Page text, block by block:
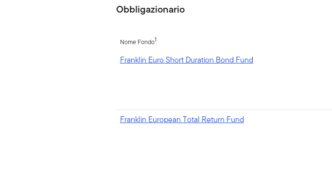
Obbligazionario
Nome Fondo1
Franklin Euro Short Duration Bond Fund
Franklin European Total Return Fund